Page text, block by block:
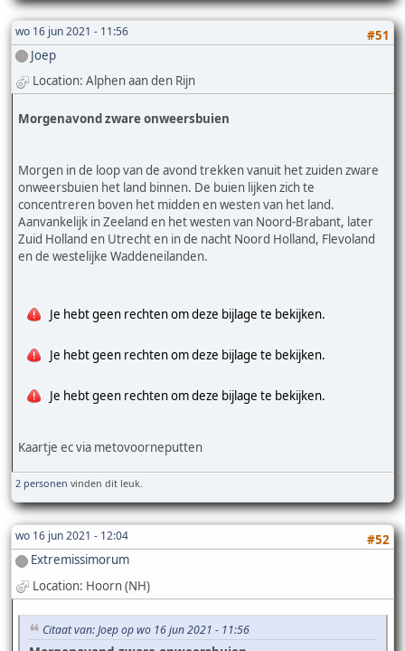
wo 16 jun 2021 - 11:56
#51
Joep
Location: Alphen aan den Rijn
Morgenavond zware onweersbuien
Morgen in de loop van de avond trekken vanuit het zuiden zware
onweersbuien het land binnen. De buien lijken zich te
concentreren boven het midden en westen van het land.
Aanvankelijk in Zeeland en het westen van Noord-Brabant, later
Zuid Holland en Utrecht en in de nacht Noord Holland, Flevoland
en de westelijke Waddeneilanden.
Je hebt geen rechten om deze bijlage te bekijken.
Je hebt geen rechten om deze bijlage te bekijken.
Je hebt geen rechten om deze bijlage te bekijken.
Kaartje ec via metovoorneputten
2 personen vinden dit leuk.
wo 16 jun 2021 - 12:04
#52
Extremissimorum
Location: Hoorn (NH)
Citaat van: Joep op wo 16 jun 2021 - 11:56